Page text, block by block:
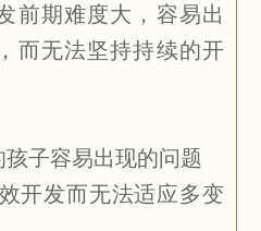
前期难度大，容易出
而无法坚持持续的开
子容易出现的问题
开发而无法适应多变